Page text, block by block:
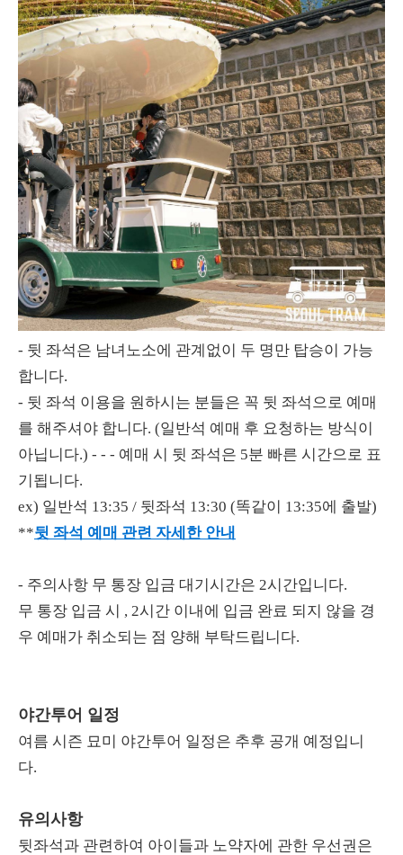
- 뒷 좌석은 남녀노소에 관계없이 두 명만 탑승이 가능
합니다.
- 뒷 좌석 이용을 원하시는 분들은 꼭 뒷 좌석으로 예매
를 해주셔야 합니다. (일반석 예매 후 요청하는 방식이
아닙니다.) - - - 예매 시 뒷 좌석은 5분 빠른 시간으로 표
기됩니다.
ex) 일반석 13:35 / 뒷좌석 13:30 (똑같이 13:35에 출발)
**뒷 좌석 예매 관련 자세한 안내
- 주의사항 무 통장 입금 대기시간은 2시간입니다.
무 통장 입금 시 , 2시간 이내에 입금 완료 되지 않을 경
우 예매가 취소되는 점 양해 부탁드립니다.
야간투어 일정
여름 시즌 묘미 야간투어 일정은 추후 공개 예정입니
다.
유의사항
뒷좌석과 관련하여 아이들과 노약자에 관한 우선권은